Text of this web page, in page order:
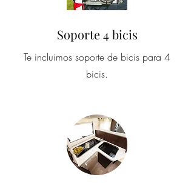
Soporte 4 bicis
Te incluimos soporte de bicis para 4
bicis.